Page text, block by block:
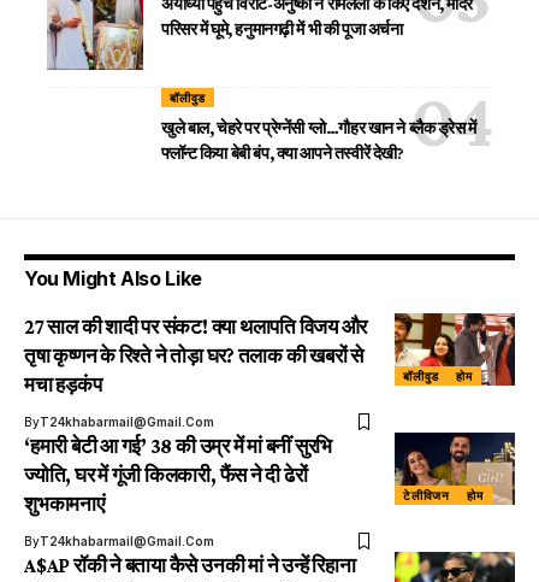
परिसर में घूमे, हनुमानगढ़ी में भी की पूजा अर्चना
बॉलीवुड
खुले बाल, चेहरे पर प्रेग्नेंसी ग्लो…गौहर खान ने ब्लैक ड्रेस में
फ्लॉन्ट किया बेबी बंप, क्या आपने तस्वीरें देखी?
You Might Also Like
बॉलीवुड होम
27 साल की शादी पर संकट! क्या थलापति विजय और
तृषा कृष्णन के रिश्ते ने तोड़ा घर? तलाक की खबरों से
मचा हड़कंप
ByT24khabarmail@gmail.com
टेलीविजन होम
‘हमारी बेटी आ गई’ 38 की उम्र में मां बनीं सुरभि
ज्योति, घर में गूंजी किलकारी, फैंस ने दी ढेरों
शुभकामनाएं
ByT24khabarmail@gmail.com
A$AP रॉकी ने बताया कैसे उनकी मां ने उन्हें रिहाना